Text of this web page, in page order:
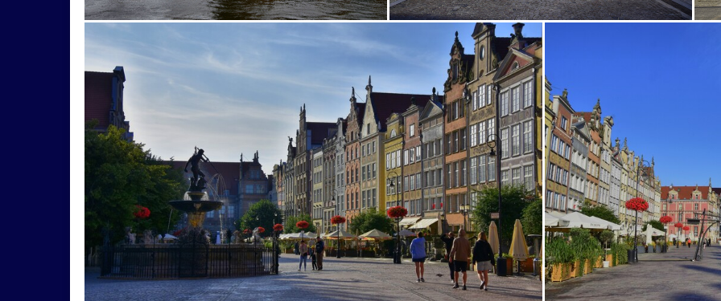
pelikán plazy plody podvečer polia portrét Považský préroda Pribylina prírda
prroda pútnicke RadenovDom retro rieka
sakura shen šípka Skalica skaly sknazen Slavkov slnečnica
Špilberk stavby Štiavnica Straážnice Straník Strečno streetphoto Súľov
tradície Tumski ufo ulica včely VeľkáNoc veselica veverička Vinš vlaha vodaa
vtáctvo výhľad Vyhliadkový Willanow Wroclaw žaby Zakopané železničný Žilina
zrpcanina zvieeratá zvieraatá zviratá